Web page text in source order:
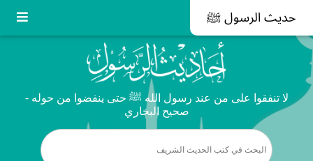
حديث الرسول ﷺ
لا تنفقوا على من عند رسول الله ﷺ حتى ينفضوا من حوله -
صحيح البخاري